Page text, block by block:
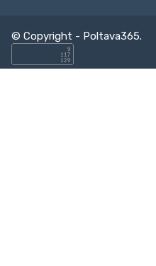
© Copyright - Poltava365.